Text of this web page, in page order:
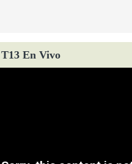
T13 En Vivo